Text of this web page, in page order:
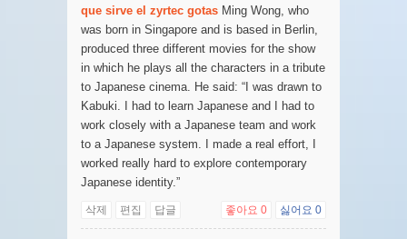
que sirve el zyrtec gotas Ming Wong, who
was born in Singapore and is based in Berlin,
produced three different movies for the show
in which he plays all the characters in a tribute
to Japanese cinema. He said: “I was drawn to
Kabuki. I had to learn Japanese and I had to
work closely with a Japanese team and work
to a Japanese system. I made a real effort, I
worked really hard to explore contemporary
Japanese identity.”
삭제 편집 답글 좋아요 0 싫어요 0